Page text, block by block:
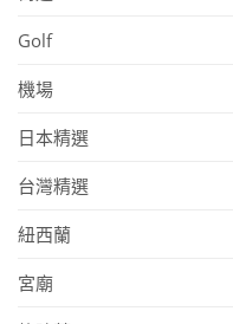
Golf
機場
日本精選
台灣精選
紐西蘭
宮廟